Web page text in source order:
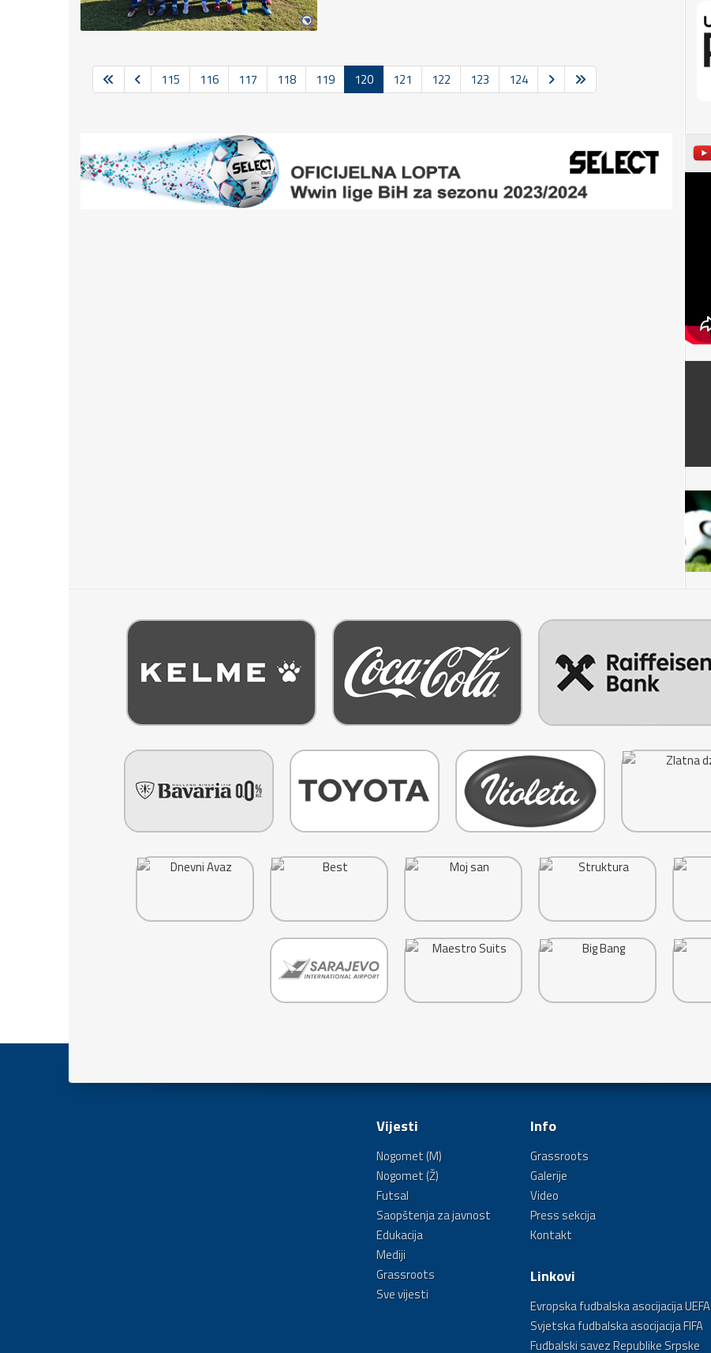
115 116 117 118 119 120 121 122 123 124
Vijesti
Nogomet (M)
Nogomet (Ž)
Futsal
Saopštenja za javnost
Edukacija
Mediji
Grassroots
Sve vijesti
Info
Grassroots
Galerije
Video
Press sekcija
Kontakt
Linkovi
Evropska fudbalska asocijacija UEFA
Svjetska fudbalska asocijacija FIFA
Fudbalski savez Republike Srpske